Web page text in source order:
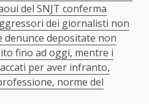
del SNJT conferma
dei giornalisti non
denunce depositate non
fino ad oggi, mentre i
per aver infranto,
norme del